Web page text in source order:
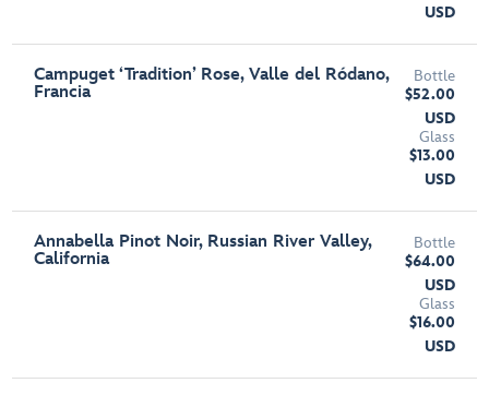
USD
Campuget ‘Tradition’ Rose, Valle del Ródano,
Francia
Bottle
$52.00
USD
Glass
$13.00
USD
Annabella Pinot Noir, Russian River Valley,
California
Bottle
$64.00
USD
Glass
$16.00
USD